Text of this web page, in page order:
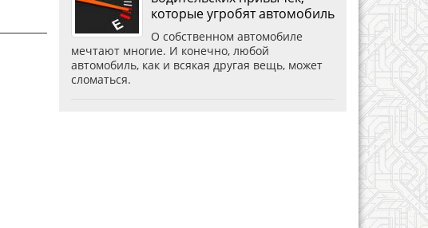
которые угробят автомобиль
О собственном автомобиле
мечтают многие. И конечно, любой
автомобиль, как и всякая другая вещь, может
сломаться.